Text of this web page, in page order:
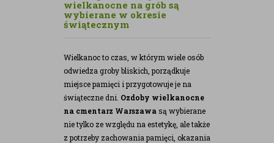
wielkanocne na grób są
wybierane w okresie
świątecznym
Wielkanoc to czas, w którym wiele osób
odwiedza groby bliskich, porządkuje
miejsce pamięci i przygotowuje je na
świąteczne dni. Ozdoby wielkanocne
na cmentarz Warszawa są wybierane
nie tylko ze względu na estetykę, ale także
z potrzeby zachowania pamięci, okazania